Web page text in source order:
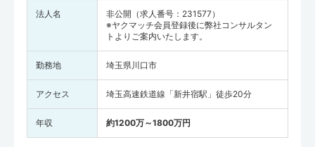
法人名
非公開（求人番号：231577）
※ヤクマッチ会員登録後に弊社コンサルタン
トよりご案内いたします。
勤務地 埼玉県川口市
アクセス 埼玉高速鉄道線「新井宿駅」徒歩20分
年収 約1200万～1800万円